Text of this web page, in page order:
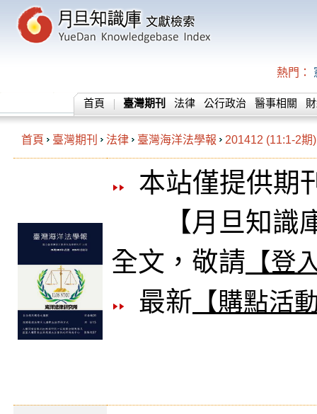
熱門：
首頁 臺灣期刊 法律 公行政治 醫事相關
首頁 臺灣期刊 法律 臺灣海洋法學報 201412 (11:1-2期)
本站僅提供期
【月旦知識庫
全文，敬請 【登
最新 【購點活